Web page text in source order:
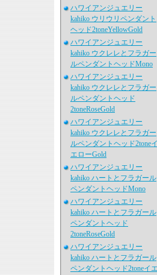
ハワイアンジュエリー
kahiko ウリウリペンダント
ヘッド2toneYellowGold
ハワイアンジュエリー
kahiko ウクレレとフラガー
ルペンダントヘッドMono
ハワイアンジュエリー
kahiko ウクレレとフラガー
ルペンダントヘッド
2toneRoseGold
ハワイアンジュエリー
kahiko ウクレレとフラガー
ルペンダントヘッド2toneイ
エローGold
ハワイアンジュエリー
kahiko ハートとフラガール
ペンダントヘッドMono
ハワイアンジュエリー
kahiko ハートとフラガール
ペンダントヘッド
2toneRoseGold
ハワイアンジュエリー
kahiko ハートとフラガール
ペンダントヘッド2toneイエ